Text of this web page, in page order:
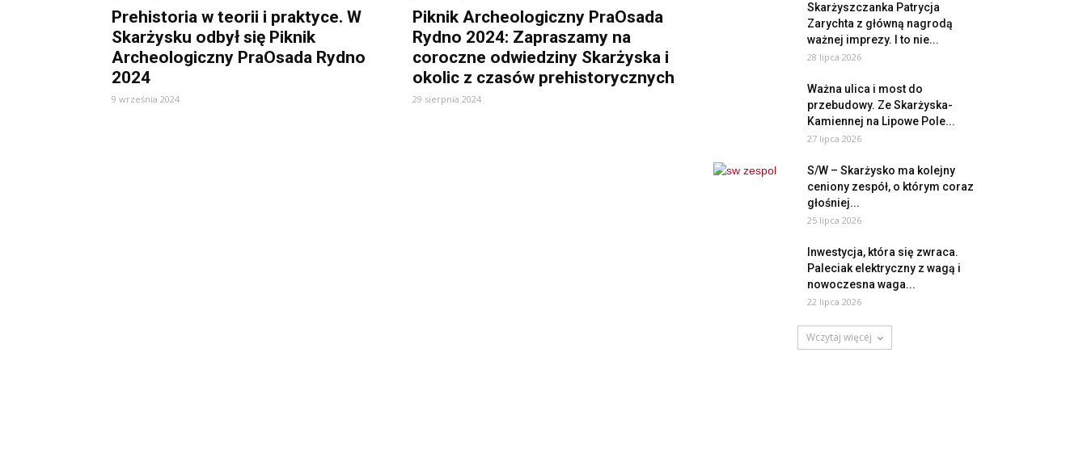
Prehistoria w teorii i praktyce. W
Skarżysku odbył się Piknik
Archeologiczny PraOsada Rydno
2024
9 września 2024
Piknik Archeologiczny PraOsada
Rydno 2024: Zapraszamy na
coroczne odwiedziny Skarżyska i
okolic z czasów prehistorycznych
29 sierpnia 2024
Skarżyszczanka Patrycja
Zarychta z główną nagrodą
ważnej imprezy. I to nie...
28 lipca 2026
Ważna ulica i most do
przebudowy. Ze Skarżyska-
Kamiennej na Lipowe Pole...
27 lipca 2026
S/W – Skarżysko ma kolejny
ceniony zespół, o którym coraz
głośniej...
25 lipca 2026
Inwestycja, która się zwraca.
Paleciak elektryczny z wagą i
nowoczesna waga...
22 lipca 2026
Wczytaj więcej